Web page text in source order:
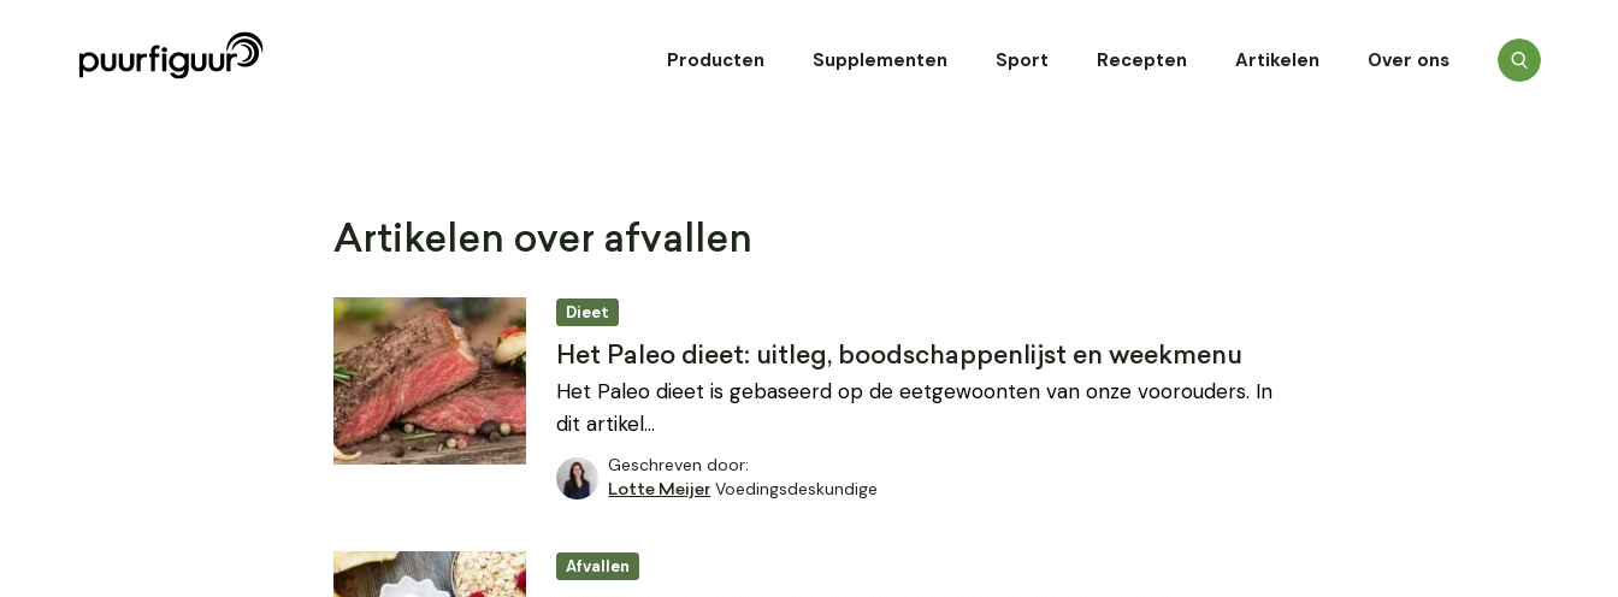
Producten Supplementen Sport Recepten Artikelen Over ons
Artikelen over afvallen
Dieet
Het Paleo dieet: uitleg, boodschappenlijst en weekmenu
Het Paleo dieet is gebaseerd op de eetgewoonten van onze voorouders. In
dit artikel…
Geschreven door:
Lotte Meijer Voedingsdeskundige
Afvallen